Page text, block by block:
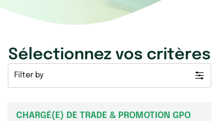
Sélectionnez vos critères
Filter by
CHARGÉ(E) DE TRADE & PROMOTION GPO